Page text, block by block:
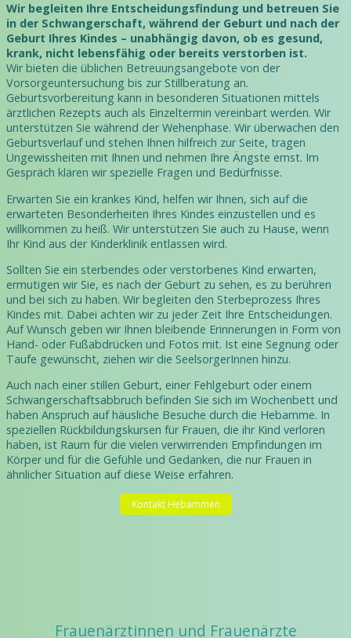
Wir begleiten Ihre Entscheidungsfindung und betreuen Sie
in der Schwangerschaft, während der Geburt und nach der
Geburt Ihres Kindes – unabhängig davon, ob es gesund,
krank, nicht lebensfähig oder bereits verstorben ist.
Wir bieten die üblichen Betreuungsangebote von der
Vorsorgeuntersuchung bis zur Stillberatung an.
Geburtsvorbereitung kann in besonderen Situationen mittels
ärztlichen Rezepts auch als Einzeltermin vereinbart werden. Wir
unterstützen Sie während der Wehenphase. Wir überwachen den
Geburtsverlauf und stehen Ihnen hilfreich zur Seite, tragen
Ungewissheiten mit Ihnen und nehmen Ihre Ängste ernst. Im
Gespräch klären wir spezielle Fragen und Bedürfnisse.
Erwarten Sie ein krankes Kind, helfen wir Ihnen, sich auf die
erwarteten Besonderheiten Ihres Kindes einzustellen und es
willkommen zu heiß. Wir unterstützen Sie auch zu Hause, wenn
Ihr Kind aus der Kinderklinik entlassen wird.
Sollten Sie ein sterbendes oder verstorbenes Kind erwarten,
ermutigen wir Sie, es nach der Geburt zu sehen, es zu berühren
und bei sich zu haben. Wir begleiten den Sterbeprozess Ihres
Kindes mit. Dabei achten wir zu jeder Zeit Ihre Entscheidungen.
Auf Wunsch geben wir Ihnen bleibende Erinnerungen in Form von
Hand- oder Fußabdrücken und Fotos mit. Ist eine Segnung oder
Taufe gewünscht, ziehen wir die SeelsorgerInnen hinzu.
Auch nach einer stillen Geburt, einer Fehlgeburt oder einem
Schwangerschaftsabbruch befinden Sie sich im Wochenbett und
haben Anspruch auf häusliche Besuche durch die Hebamme. In
speziellen Rückbildungskursen für Frauen, die ihr Kind verloren
haben, ist Raum für die vielen verwirrenden Empfindungen im
Körper und für die Gefühle und Gedanken, die nur Frauen in
ähnlicher Situation auf diese Weise erfahren.
Kontakt Hebammen
Frauenärztinnen und Frauenärzte